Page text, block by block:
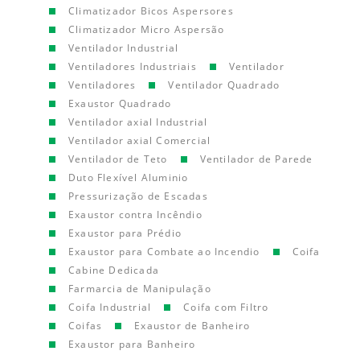
Climatizador Bicos Aspersores
Climatizador Micro Aspersão
Ventilador Industrial
Ventiladores Industriais
Ventilador
Ventiladores
Ventilador Quadrado
Exaustor Quadrado
Ventilador axial Industrial
Ventilador axial Comercial
Ventilador de Teto
Ventilador de Parede
Duto Flexível Aluminio
Pressurização de Escadas
Exaustor contra Incêndio
Exaustor para Prédio
Exaustor para Combate ao Incendio
Coifa
Cabine Dedicada
Farmarcia de Manipulação
Coifa Industrial
Coifa com Filtro
Coifas
Exaustor de Banheiro
Exaustor para Banheiro